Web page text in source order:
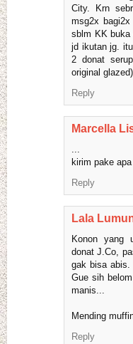
City. Krn
msg2x
sblm KK
jd ikutan jg.
2 donat
original
Reply
Marcella
kirim pake
Reply
Lala
Konon yang
donat J.Co,
gak bisa abis.
Gue sih
manis...
Mending
Reply